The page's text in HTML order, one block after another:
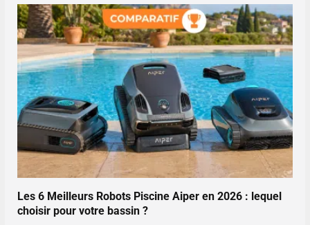
Les 6 Meilleurs Robots Piscine Aiper en 2026 : lequel
choisir pour votre bassin ?